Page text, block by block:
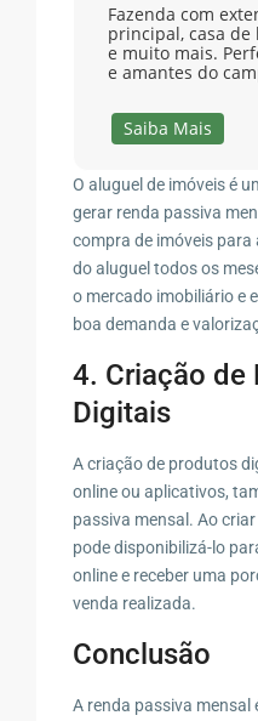
Fazenda com
principal, casa de
e muito mais.
e amantes do
Saiba Mais
O aluguel de imóveis é
gerar renda passiva
compra de imóveis para
do aluguel todos os
o mercado imobiliário e
boa demanda e
4. Criação de
Digitais
A criação de produtos
online ou aplicativos,
passiva mensal. Ao
pode disponibilizá-lo
online e receber uma
venda realizada.
Conclusão
A renda passiva mensal